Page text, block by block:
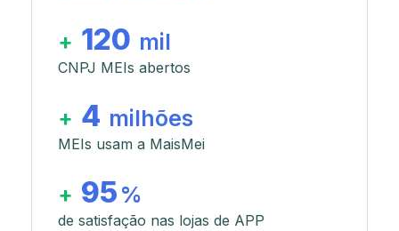
+ 120 mil
CNPJ MEIs abertos
+ 4 milhões
MEIs usam a MaisMei
+ 95 %
de satisfação nas lojas de APP